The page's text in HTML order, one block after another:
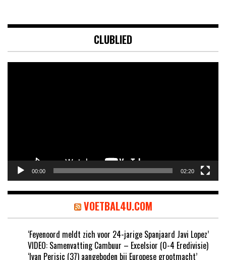
CLUBLIED
00:00 02:20
VOETBAL4U.COM
‘Feyenoord meldt zich voor 24-jarige Spanjaard Javi Lopez’
VIDEO: Samenvatting Cambuur – Excelsior (0-4 Eredivisie)
‘Ivan Perisic (37) aangeboden bij Europese grootmacht’